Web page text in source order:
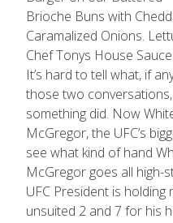
Brioche Buns with
Caramalized Onions.
Chef Tonys House
It’s hard to tell what, if
those two
something did. Now
McGregor, the UFC’s
see what kind of hand
McGregor goes all high-
UFC President is
unsuited 2 and 7 for his